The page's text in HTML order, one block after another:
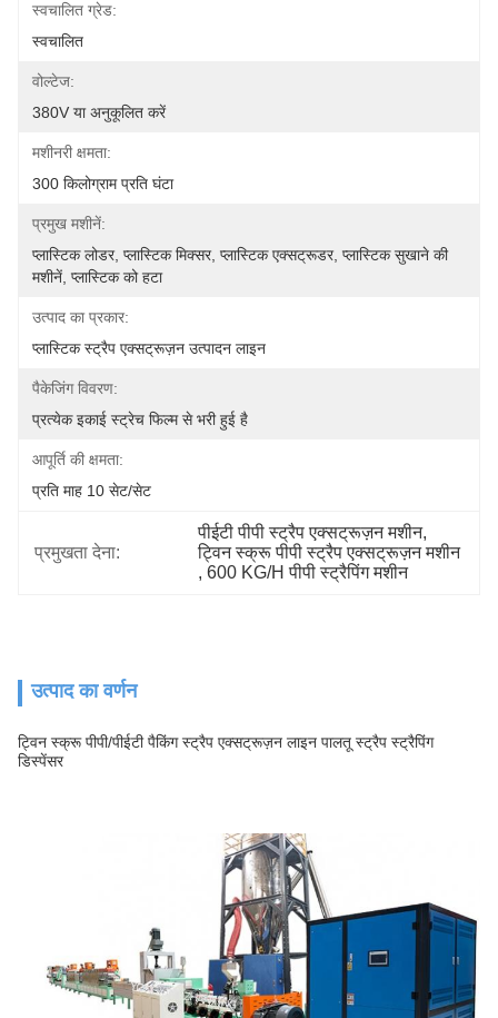
स्वचालित ग्रेड:
स्वचालित
वोल्टेज:
380V या अनुकूलित करें
मशीनरी क्षमता:
300 किलोग्राम प्रति घंटा
प्रमुख मशीनें:
प्लास्टिक लोडर, प्लास्टिक मिक्सर, प्लास्टिक एक्सट्रूडर, प्लास्टिक सुखाने की
मशीनें, प्लास्टिक को हटा
उत्पाद का प्रकार:
प्लास्टिक स्ट्रैप एक्सट्रूज़न उत्पादन लाइन
पैकेजिंग विवरण:
प्रत्येक इकाई स्ट्रेच फिल्म से भरी हुई है
आपूर्ति की क्षमता:
प्रति माह 10 सेट/सेट
प्रमुखता देना:
पीईटी पीपी स्ट्रैप एक्सट्रूज़न मशीन,
ट्विन स्क्रू पीपी स्ट्रैप एक्सट्रूज़न मशीन
, 600 KG/H पीपी स्ट्रैपिंग मशीन
उत्पाद का वर्णन
ट्विन स्क्रू पीपी/पीईटी पैकिंग स्ट्रैप एक्सट्रूज़न लाइन पालतू स्ट्रैप स्ट्रैपिंग
डिस्पेंसर